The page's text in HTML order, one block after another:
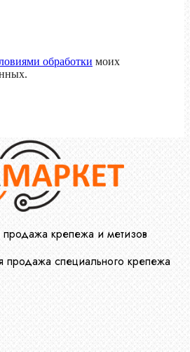
обработки моих
продажа крепежа и метизов
продажа специального крепежа